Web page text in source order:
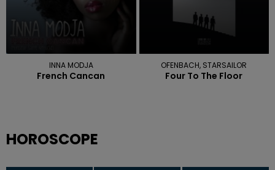
INNA MODJA
French Cancan
OFENBACH, STARSAILOR
Four To The Floor
HOROSCOPE